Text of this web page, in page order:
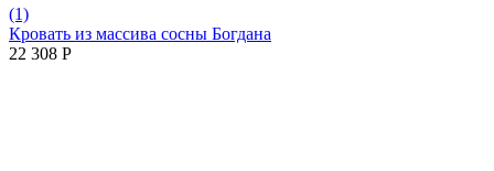
(1)
Кровать из массива сосны Богдана
22 308 Р